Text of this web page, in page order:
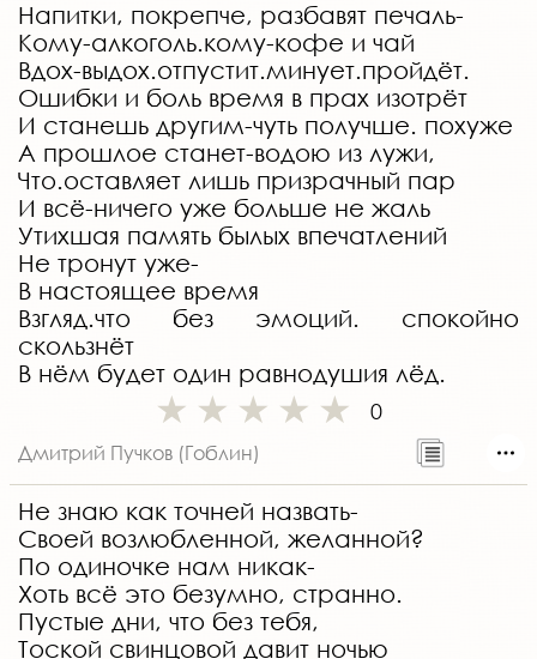
Напитки, покрепче, разбавят печаль-
Кому-алкоголь.кому-кофе и чай
Вдох-выдох.отпустит.минует.пройдёт.
Ошибки и боль время в прах изотрёт
И станешь другим-чуть получше. похуже
А прошлое станет-водою из лужи,
Что.оставляет лишь призрачный пар
И всё-ничего уже больше не жаль
Утихшая память былых впечатлений
Не тронут уже-
В настоящее время
Взгляд.что без эмоций. спокойно
скользнёт
В нём будет один равнодушия лёд.
0
Дмитрий Пучков (Гоблин)
Не знаю как точней назвать-
Своей возлюбленной, желанной?
По одиночке нам никак-
Хоть всё это безумно, странно.
Пустые дни, что без тебя,
Тоской свинцовой давит ночью